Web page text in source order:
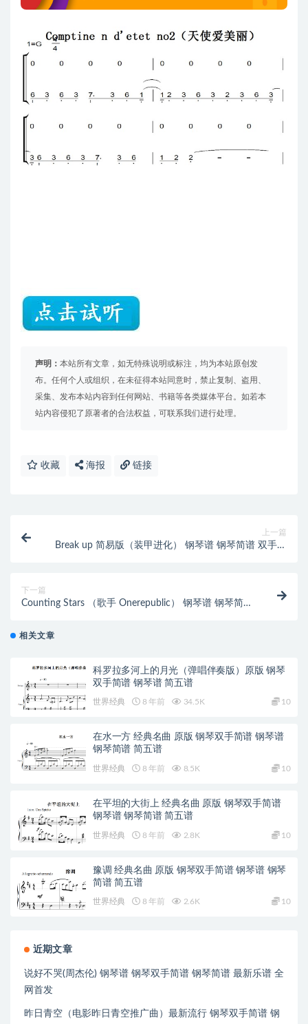
声明： 本站所有文章，如无特殊说明或标注，均为本站原创发
布。任何个人或组织，在未征得本站同意时，禁止复制、盗用、
采集、发布本站内容到任何网站、书籍等各类媒体平台。如若本
站内容侵犯了原著者的合法权益，可联系我们进行处理。
收藏 海报 链接
上一篇
Break up 简易版（装甲进化） 钢琴谱 钢琴简谱 双手简
下一篇
Counting Stars （歌手 Onerepublic） 钢琴谱 钢琴简谱
相关文章
科罗拉多河上的月光（弹唱伴奏版）原版 钢琴
双手简谱 钢琴谱 简五谱
世界经典 8 年前 34.5K 10
在水一方 经典名曲 原版 钢琴双手简谱 钢琴谱
钢琴简谱 简五谱
世界经典 8 年前 8.5K 10
在平坦的大街上 经典名曲 原版 钢琴双手简谱
钢琴谱 钢琴简谱 简五谱
世界经典 8 年前 2.8K 10
豫调 经典名曲 原版 钢琴双手简谱 钢琴谱 钢琴
简谱 简五谱
世界经典 8 年前 2.6K 10
近期文章
说好不哭(周杰伦) 钢琴谱 钢琴双手简谱 钢琴简谱 最新乐谱 全
网首发
昨日青空（电影昨日青空推广曲）最新流行 钢琴双手简谱 钢